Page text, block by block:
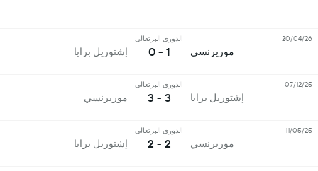
موريرنسي
الدوري البرتغالي
1 - 0 إشتوريل برايا
20/04/26
إشتوريل برايا
الدوري البرتغالي
3 - 3 موريرنسي
07/12/25
موريرنسي
الدوري البرتغالي
2 - 2 إشتوريل برايا
11/05/25